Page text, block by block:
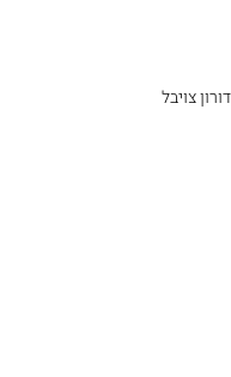
צויבל